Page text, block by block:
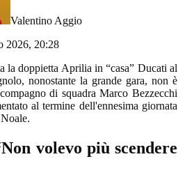
Valentino Aggio
2026, 20:28
la doppietta Aprilia in “casa” Ducati al
nonostante la grande gara, non è
di squadra Marco Bezzecchi
al termine dell'ennesima giornata
volevo più scendere